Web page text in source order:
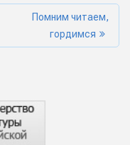
Помним читаем,
гордимся